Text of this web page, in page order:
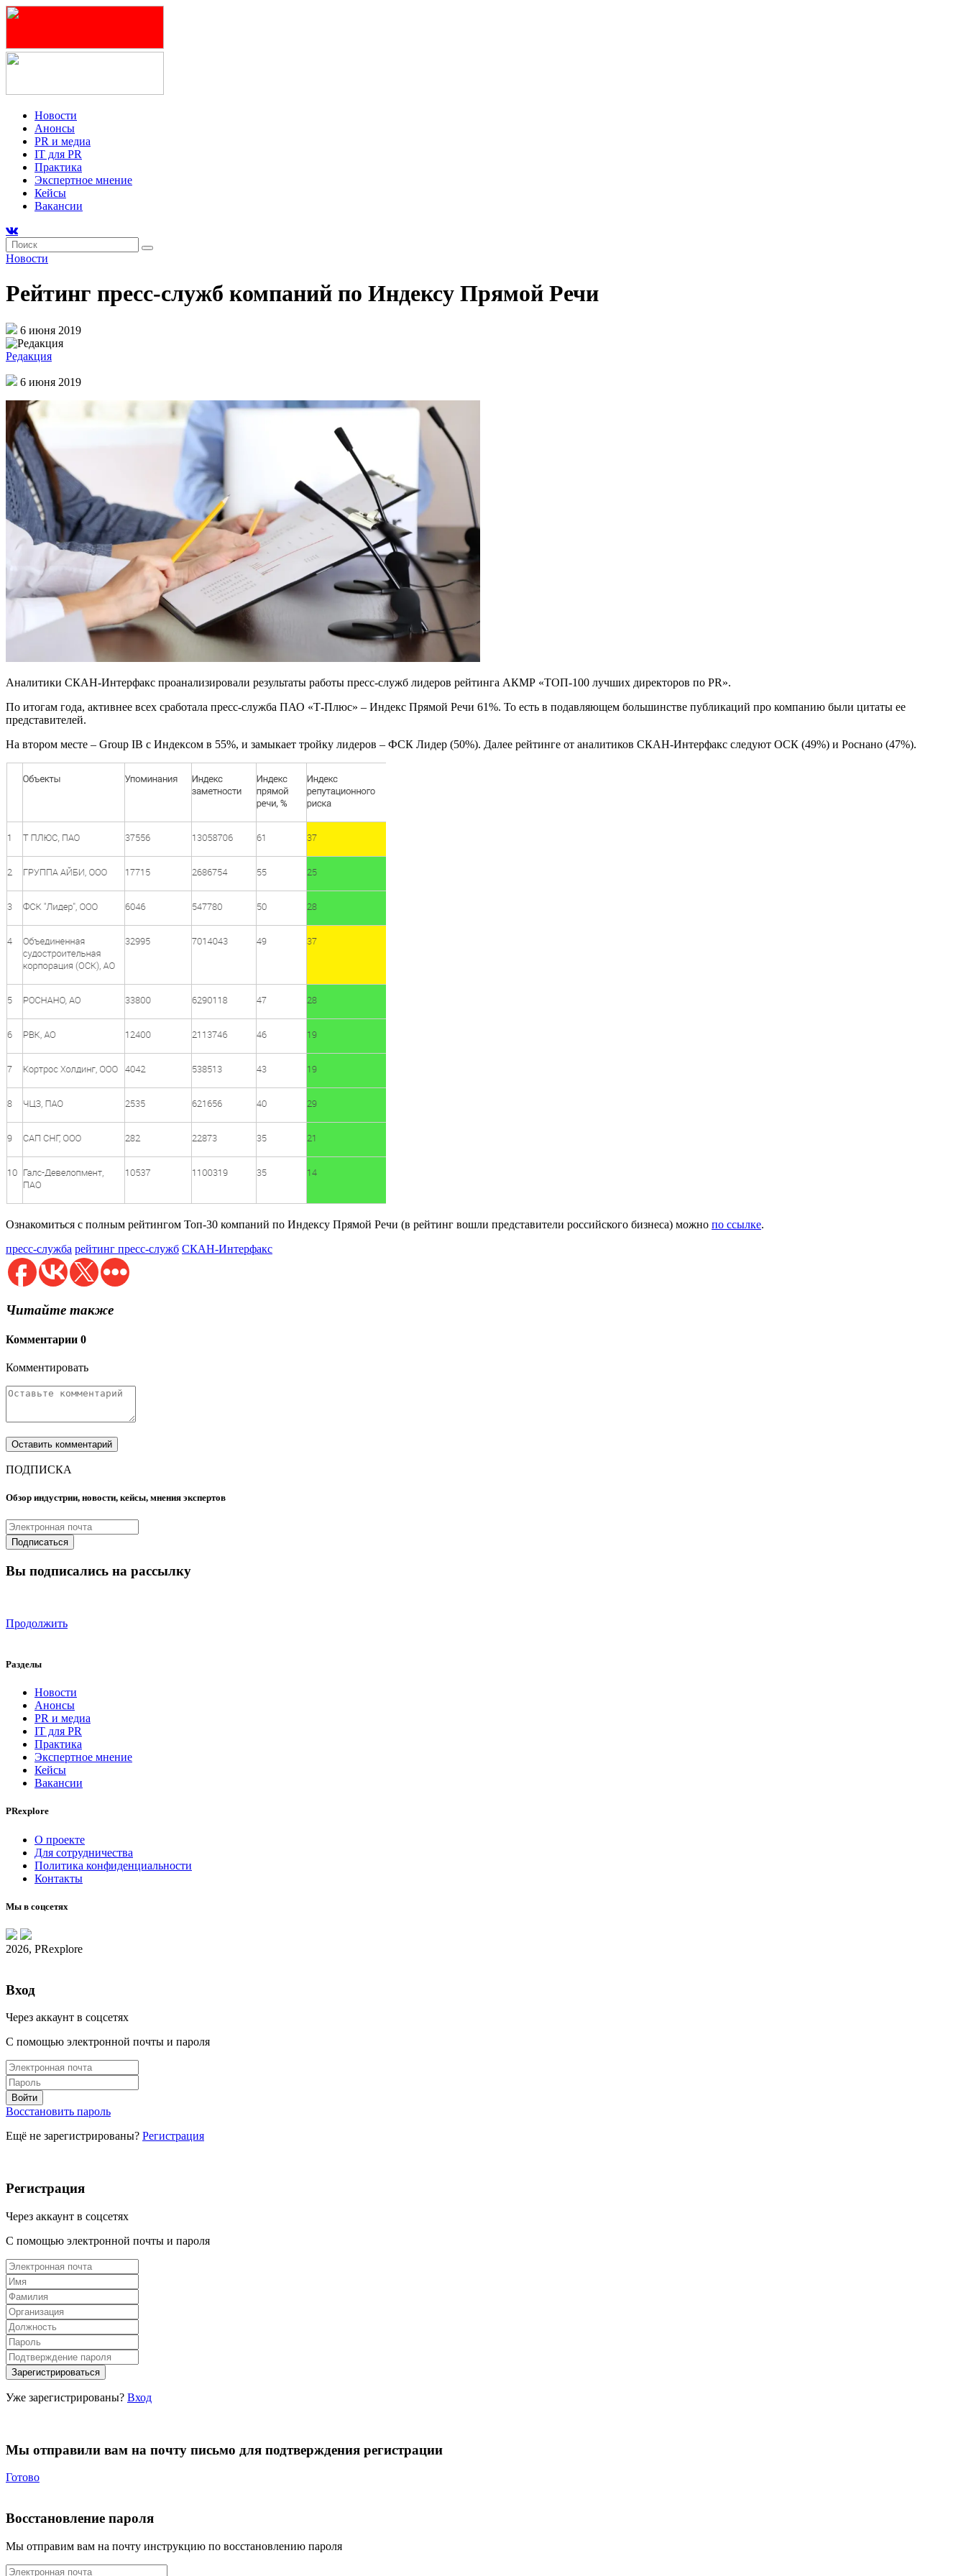
Новости
Анонсы
PR и медиа
IT для PR
Практика
Экспертное мнение
Кейсы
Вакансии
Новости
Рейтинг пресс-служб компаний по Индексу Прямой Речи
6 июня 2019
Редакция
6 июня 2019
Аналитики СКАН-Интерфакс проанализировали результаты работы пресс-служб лидеров рейтинга АКМР «ТОП-100 лучших директоров по PR».
По итогам года, активнее всех сработала пресс-служба ПАО «Т-Плюс» – Индекс Прямой Речи 61%. То есть в подавляющем большинстве публикаций про компанию были цитаты ее
представителей.
На втором месте – Group IB с Индексом в 55%, и замыкает тройку лидеров – ФСК Лидер (50%). Далее рейтинге от аналитиков СКАН-Интерфакс следуют ОСК (49%) и Роснано (47%).
Ознакомиться с полным рейтингом Топ-30 компаний по Индексу Прямой Речи (в рейтинг вошли представители российского бизнеса) можно по ссылке.
пресс-служба рейтинг пресс-служб СКАН-Интерфакс
Читайте также
Комментарии 0
Комментировать
ПОДПИСКА
Обзор индустрии, новости, кейсы, мнения экспертов
Вы подписались на рассылку
Продолжить
Разделы
Новости
Анонсы
PR и медиа
IT для PR
Практика
Экспертное мнение
Кейсы
Вакансии
PRexplore
О проекте
Для сотрудничества
Политика конфиденциальности
Контакты
Мы в соцсетях
2026, PRexplore
Вход
Через аккаунт в соцсетях
С помощью электронной почты и пароля
Восстановить пароль
Ещё не зарегистрированы? Регистрация
Регистрация
Через аккаунт в соцсетях
С помощью электронной почты и пароля
Уже зарегистрированы? Вход
Мы отправили вам на почту письмо для подтверждения регистрации
Готово
Восстановление пароля
Мы отправим вам на почту инструкцию по восстановлению пароля